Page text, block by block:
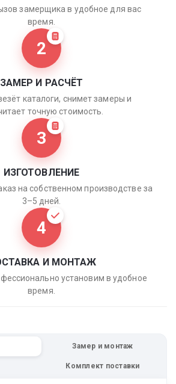
замерщика в удобное для вас
время.
2
ЗАМЕР И РАСЧЁТ
каталоги, снимет замеры и
точную стоимость.
3
ИЗГОТОВЛЕНИЕ
на собственном производстве за
3–5 дней.
4
И МОНТАЖ
установим в удобное
время.
Замер и монтаж
Комплект поставки